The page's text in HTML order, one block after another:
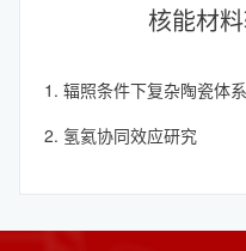
核能材
辐照条件下复杂陶瓷体
氢氦协同效应研究